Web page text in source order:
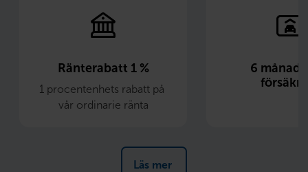
Ränterabatt 1 %
1 procentenhets rabatt på
vår ordinarie ränta
6
Läs mer